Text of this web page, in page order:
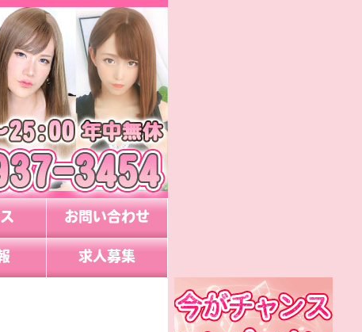
お問い合わせ
求人募集